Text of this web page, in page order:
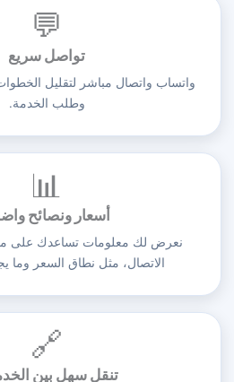
💬
تواصل سريع
واتساب واتصال مباشر لتقليل
وطلب الخدمة.
📊
أسعار ونصائح
نعرض لك معلومات تساعدك على
الاتصال، مثل نطاق السعر وما
🔗
تنقل سهل بين